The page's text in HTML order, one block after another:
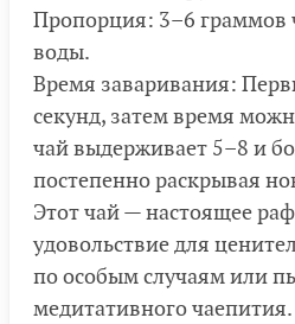
Пропорция: 3–6 граммов
воды.
Время заваривания:
секунд, затем время
чай выдерживает 5–8 и
постепенно раскрывая
Этот чай — настоящее
удовольствие для
по особым случаям или
медитативного чаепития.